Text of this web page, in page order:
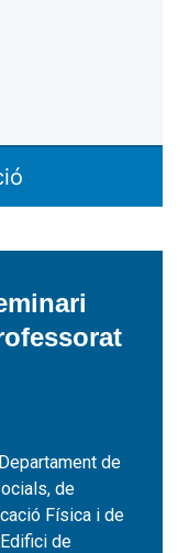
de
de
Física i de
de